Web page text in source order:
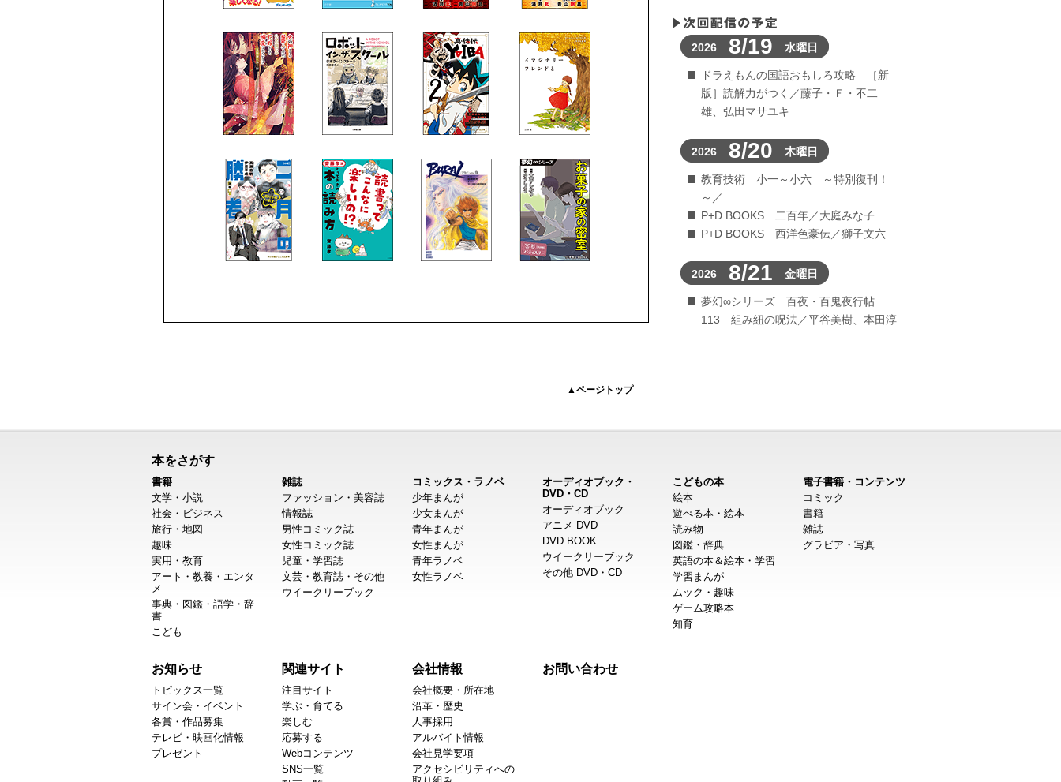
▲ページトップ
2026 8/19 水曜日
ドラえもんの国語おもしろ攻略 ［新
版］読解力がつく／藤子・Ｆ・不二
雄、弘田マサユキ
2026 8/20 木曜日
教育技術 小一～小六 ～特別復刊！
～／
P+D BOOKS 二百年／大庭みな子
P+D BOOKS 西洋色豪伝／獅子文六
2026 8/21 金曜日
夢幻∞シリーズ 百夜・百鬼夜行帖
113 組み紐の呪法／平谷美樹、本田淳
本をさがす
書籍
文学・小説
社会・ビジネス
旅行・地図
趣味
実用・教育
アート・教養・エンタ
メ
事典・図鑑・語学・辞
書
こども
雑誌
ファッション・美容誌
情報誌
男性コミック誌
女性コミック誌
児童・学習誌
文芸・教育誌・その他
ウイークリーブック
コミックス・ラノベ
少年まんが
少女まんが
青年まんが
女性まんが
青年ラノベ
女性ラノベ
オーディオブック・
DVD・CD
オーディオブック
アニメ DVD
DVD BOOK
ウイークリーブック
その他 DVD・CD
こどもの本
絵本
遊べる本・絵本
読み物
図鑑・辞典
英語の本＆絵本・学習
学習まんが
ムック・趣味
ゲーム攻略本
知育
電子書籍・コンテンツ
コミック
書籍
雑誌
グラビア・写真
お知らせ
トピックス一覧
サイン会・イベント
各賞・作品募集
テレビ・映画化情報
プレゼント
関連サイト
注目サイト
学ぶ・育てる
楽しむ
応募する
Webコンテンツ
SNS一覧
会社情報
会社概要・所在地
沿革・歴史
人事採用
アルバイト情報
会社見学要項
アクセシビリティへの
お問い合わせ